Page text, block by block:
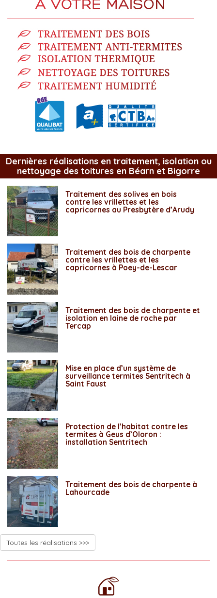
Dernières réalisations en traitement, isolation ou
nettoyage des toitures en Béarn et Bigorre
Traitement des solives en bois
contre les vrillettes et les
capricornes au Presbytère d’Arudy
Traitement des bois de charpente
contre les vrillettes et les
capricornes à Poey-de-Lescar
Traitement des bois de charpente et
isolation en laine de roche par
Tercap
Mise en place d’un système de
surveillance termites Sentritech à
Saint Faust
Protection de l’habitat contre les
termites à Geus d’Oloron :
installation Sentritech
Traitement des bois de charpente à
Lahourcade
Toutes les réalisations >>>